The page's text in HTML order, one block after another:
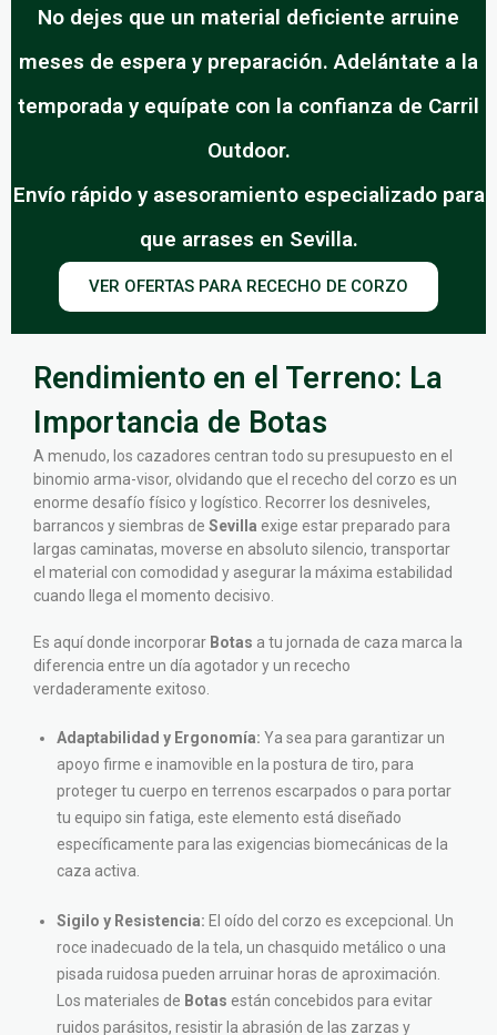
No dejes que un material deficiente arruine
meses de espera y preparación. Adelántate a la
temporada y equípate con la confianza de Carril
Outdoor.
Envío rápido y asesoramiento especializado para
que arrases en Sevilla.
VER OFERTAS PARA RECECHO DE CORZO
Rendimiento en el Terreno: La
Importancia de Botas
A menudo, los cazadores centran todo su presupuesto en el
binomio arma-visor, olvidando que el rececho del corzo es un
enorme desafío físico y logístico. Recorrer los desniveles,
barrancos y siembras de Sevilla exige estar preparado para
largas caminatas, moverse en absoluto silencio, transportar
el material con comodidad y asegurar la máxima estabilidad
cuando llega el momento decisivo.
Es aquí donde incorporar Botas a tu jornada de caza marca la
diferencia entre un día agotador y un rececho
verdaderamente exitoso.
Adaptabilidad y Ergonomía: Ya sea para garantizar un
apoyo firme e inamovible en la postura de tiro, para
proteger tu cuerpo en terrenos escarpados o para portar
tu equipo sin fatiga, este elemento está diseñado
específicamente para las exigencias biomecánicas de la
caza activa.
Sigilo y Resistencia: El oído del corzo es excepcional. Un
roce inadecuado de la tela, un chasquido metálico o una
pisada ruidosa pueden arruinar horas de aproximación.
Los materiales de Botas están concebidos para evitar
ruidos parásitos, resistir la abrasión de las zarzas y